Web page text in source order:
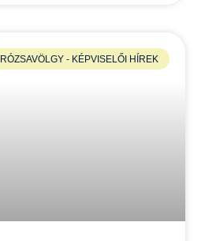
RÓZSAVÖLGY - KÉPVISELŐI HÍREK